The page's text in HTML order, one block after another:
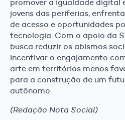
promover a igualdade digital
jovens das periferias,
de acesso e oportunidades
tecnologia. Com o apoio da
busca reduzir os abismos
incentivar o engajamento
arte em territórios menos
para a construção de um
autônomo.
(Redação Nota Social)